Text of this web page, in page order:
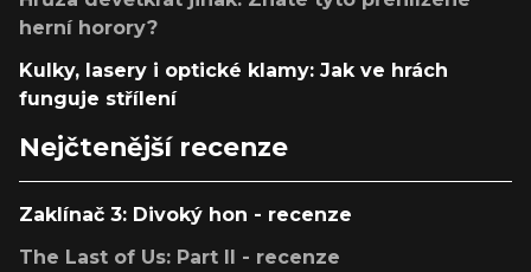
herní horory?
Kulky, lasery i optické klamy: Jak ve hrách
funguje střílení
Nejčtenější recenze
Zaklínač 3: Divoký hon - recenze
The Last of Us: Part II - recenze